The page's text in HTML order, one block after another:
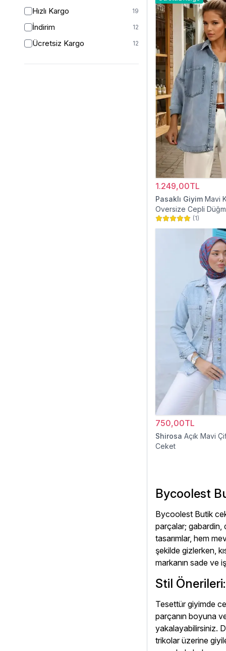
Hızlı Kargo 19
İndirim 12
Ücretsiz Kargo 12
1.249,00TL
Pasaklı Giyim Mavi
Oversize Cepli
Gömlek Ceket
(1)
750,00TL
Shirosa Açık Mavi
Ceket
Bycoolest
Bycoolest Butik
parçalar; gabardin,
tasarımlar, hem
şekilde gizlerken,
markanın sade ve
Stil
Tesettür giyimde
parçanın boyuna
yakalayabilirsiniz.
trikolar üzerine